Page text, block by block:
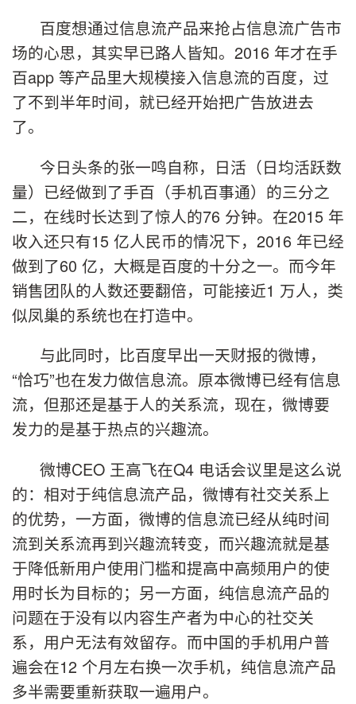
百度想通过信息流产品来抢占信息流广告市
场的心思，其实早已路人皆知。2016 年才在手
百app 等产品里大规模接入信息流的百度，过
了不到半年时间，就已经开始把广告放进去
了。
今日头条的张一鸣自称，日活（日均活跃数
量）已经做到了手百（手机百事通）的三分之
二，在线时长达到了惊人的76 分钟。在2015 年
收入还只有15 亿人民币的情况下，2016 年已经
做到了60 亿，大概是百度的十分之一。而今年
销售团队的人数还要翻倍，可能接近1 万人，类
似凤巢的系统也在打造中。
与此同时，比百度早出一天财报的微博，
“恰巧”也在发力做信息流。原本微博已经有信息
流，但那还是基于人的关系流，现在，微博要
发力的是基于热点的兴趣流。
微博CEO 王高飞在Q4 电话会议里是这么说
的：相对于纯信息流产品，微博有社交关系上
的优势，一方面，微博的信息流已经从纯时间
流到关系流再到兴趣流转变，而兴趣流就是基
于降低新用户使用门槛和提高中高频用户的使
用时长为目标的；另一方面，纯信息流产品的
问题在于没有以内容生产者为中心的社交关
系，用户无法有效留存。而中国的手机用户普
遍会在12 个月左右换一次手机，纯信息流产品
多半需要重新获取一遍用户。